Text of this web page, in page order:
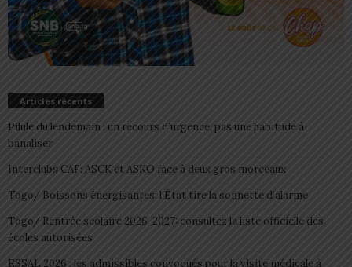
Articles récents
Pilule du lendemain : un recours d’urgence, pas une habitude à
banaliser
Interclubs CAF: ASCK et ASKO face à deux gros morceaux
Togo/ Boissons énergisantes: l’État tire la sonnette d’alarme
Togo/ Rentrée scolaire 2026-2027: consultez la liste officielle des
écoles autorisées
ESSAL 2026 : les admissibles convoqués pour la visite médicale à